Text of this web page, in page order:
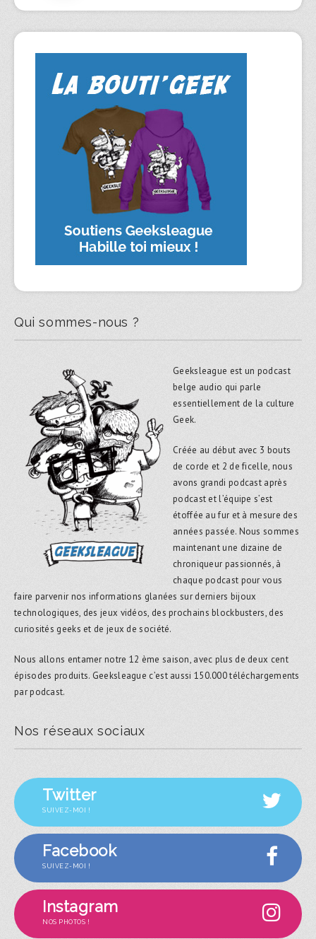
Qui sommes-nous ?
Geeksleague est un podcast
belge audio qui parle
essentiellement de la culture
Geek.
Créée au début avec 3 bouts
de corde et 2 de ficelle, nous
avons grandi podcast après
podcast et l’équipe s’est
étoffée au fur et à mesure des
années passée. Nous sommes
maintenant une dizaine de
chroniqueur passionnés, à
chaque podcast pour vous
faire parvenir nos informations glanées sur derniers bijoux
technologiques, des jeux vidéos, des prochains blockbusters, des
curiosités geeks et de jeux de société.
Nous allons entamer notre 12 ème saison, avec plus de deux cent
épisodes produits. Geeksleague c’est aussi 150.000 téléchargements
par podcast.
Nos réseaux sociaux
Twitter
SUIVEZ-MOI !
Facebook
SUIVEZ-MOI !
Instagram
NOS PHOTOS !